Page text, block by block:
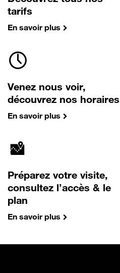
tarifs
En savoir plus
Venez nous voir,
découvrez nos horaires
En savoir plus
Préparez votre visite,
consultez l’accès & le
plan
En savoir plus